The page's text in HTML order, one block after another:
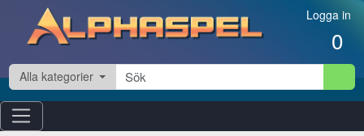
Hoppa till innehåll Logga in
0
Alla kategorier